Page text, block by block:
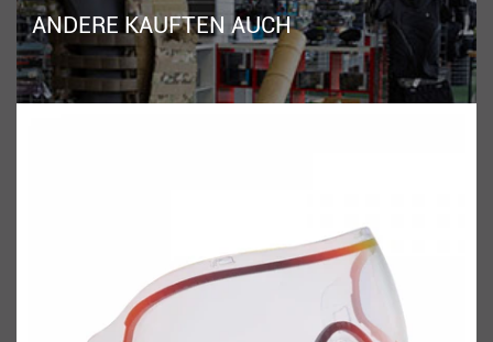
ANDERE KAUFTEN AUCH